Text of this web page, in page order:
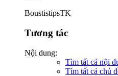
BoustistipsTK
Tương tác
Nội dung:
Tìm tất cả nội
Tìm tất cả chủ